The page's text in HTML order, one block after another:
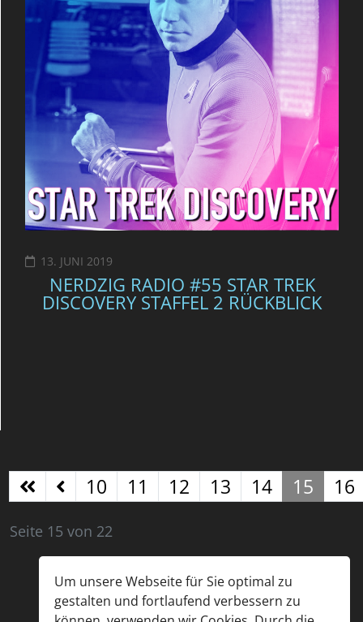
Um unsere Webseite für Sie optimal zu
gestalten und fortlaufend verbessern zu
13. JUNI 2019
NERDZIG RADIO #55 STAR TREK
DISCOVERY STAFFEL 2 RÜCKBLICK
10 11 12 13 14 15 16
Seite 15 von 22